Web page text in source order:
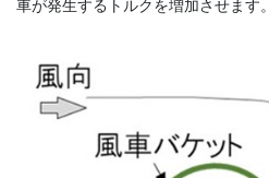
車が発生するトルクを増加させます。